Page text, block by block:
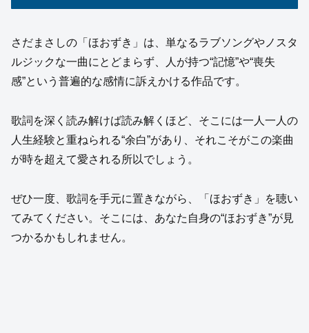
さだまさしの「ほおずき」は、単なるラブソングやノスタ
ルジックな一曲にとどまらず、人が持つ“記憶”や“喪失
感”という普遍的な感情に訴えかける作品です。
歌詞を深く読み解けば読み解くほど、そこには一人一人の
人生経験と重ねられる“余白”があり、それこそがこの楽曲
が時を超えて愛される所以でしょう。
ぜひ一度、歌詞を手元に置きながら、「ほおずき」を聴い
てみてください。そこには、あなた自身の“ほおずき”が見
つかるかもしれません。